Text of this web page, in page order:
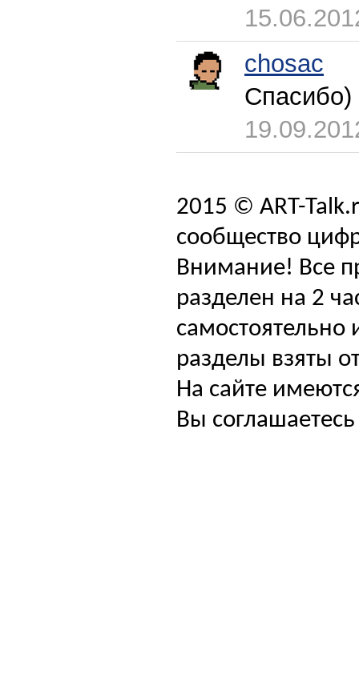
chosac
Спасибо)
2015 © ART-
сообщество
Внимание! Все
разделен на 2
самостоятельно
разделы взяты
На сайте
Вы